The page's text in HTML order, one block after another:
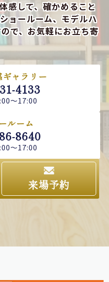
感して、確かめること
ョールーム、モデルハ
で、お気軽にお立ち寄
ャラリー
4133
～17:00
ルーム
8640
～17:00
来場予約